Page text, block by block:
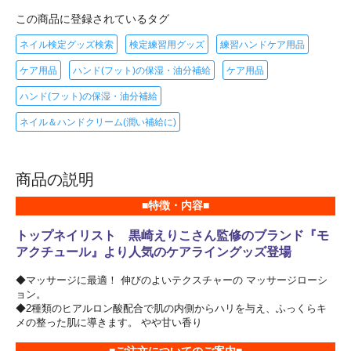
この商品に登録されているタグ
ネイル検定グッズ検索 検定練習用グッズ 練習ハンドケア用品
ケア用品 ハンド(フット)の保湿・油分補給 ケア用品
ハンド(フット)の保湿・油分補給
ネイル＆ハンドクリーム(潤い補給に)
商品の説明
■特徴・内容■
トップネイリスト 黒崎えりこさん監修のブランド『モ
アクチュール』より人気のケアライングッズ登場
◆マッサージに最適！ 伸びのよいテクスチャーの マッサージローシ
ョン。
◆2種類のヒアルロン酸配合で肌の内側からハリを与え、ふっくらキ
メの整った肌に導きます。 やや甘い香り